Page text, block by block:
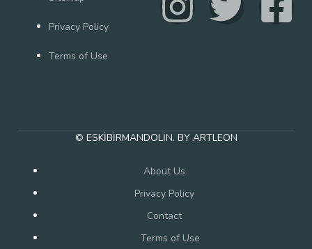
Privacy Policy
Terms of Use
© ESKİBİRMANDOLİN. BY ARTLEON
About Us
Privacy Policy
Contact
Terms of Use